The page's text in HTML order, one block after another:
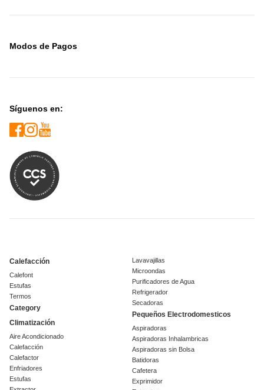
Modos de Pagos
Síguenos en:
Calefacción
Calefont
Estufas
Termos
Category
Climatización
Aire Acondicionado
Calefacción
Calefactor
Enfriadores
Estufas
Lavavajillas
Microondas
Purificadores de Agua
Refrigerador
Secadoras
Pequeños Electrodomesticos
Aspiradoras
Aspiradoras Inhalambricas
Aspiradoras sin Bolsa
Batidoras
Cafetera
Exprimidor